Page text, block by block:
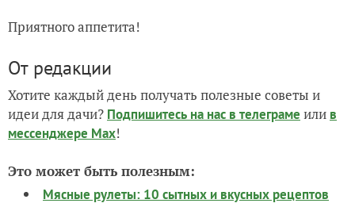
Приятного аппетита!
От редакции
Хотите каждый день получать полезные советы и
идеи для дачи? Подпишитесь на нас в телеграме или в
мессенджере Max!
Это может быть полезным:
Мясные рулеты: 10 сытных и вкусных рецептов